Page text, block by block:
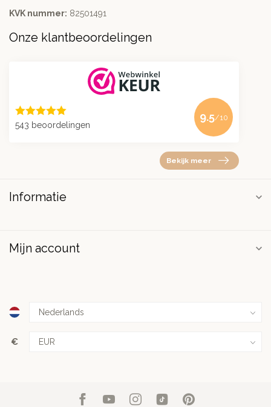
KVK nummer: 82501491
Onze klantbeoordelingen
543 beoordelingen
9.5/10
Bekijk meer
Informatie
Mijn account
€